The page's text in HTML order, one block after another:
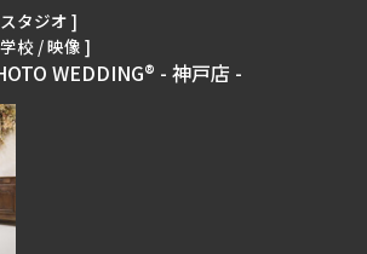
タジオ ]
校 / 映像 ]
WEDDING® - 神戸店 -